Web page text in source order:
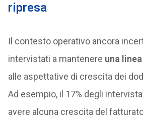
ripresa
Il contesto operativo ancora
intervistati a mantenere una
alle aspettative di crescita dei
Ad esempio, il 17% degli
avere alcuna crescita del